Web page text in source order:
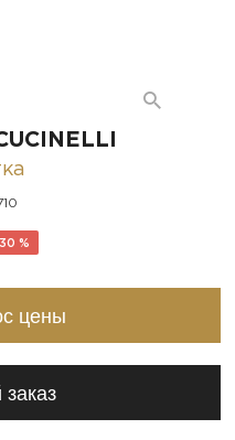
%
цены